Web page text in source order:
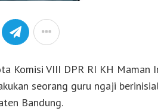
Komisi VIII DPR RI KH Maman
seorang guru ngaji
Bandung.